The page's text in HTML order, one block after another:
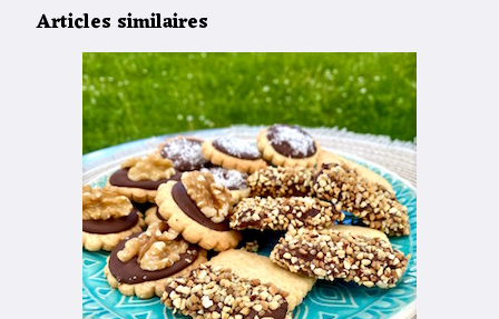
Articles similaires